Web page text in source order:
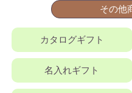
その他
カタログギフト
名入れギフト